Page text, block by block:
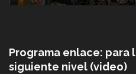
Programa enlace: para
siguiente nivel (video)